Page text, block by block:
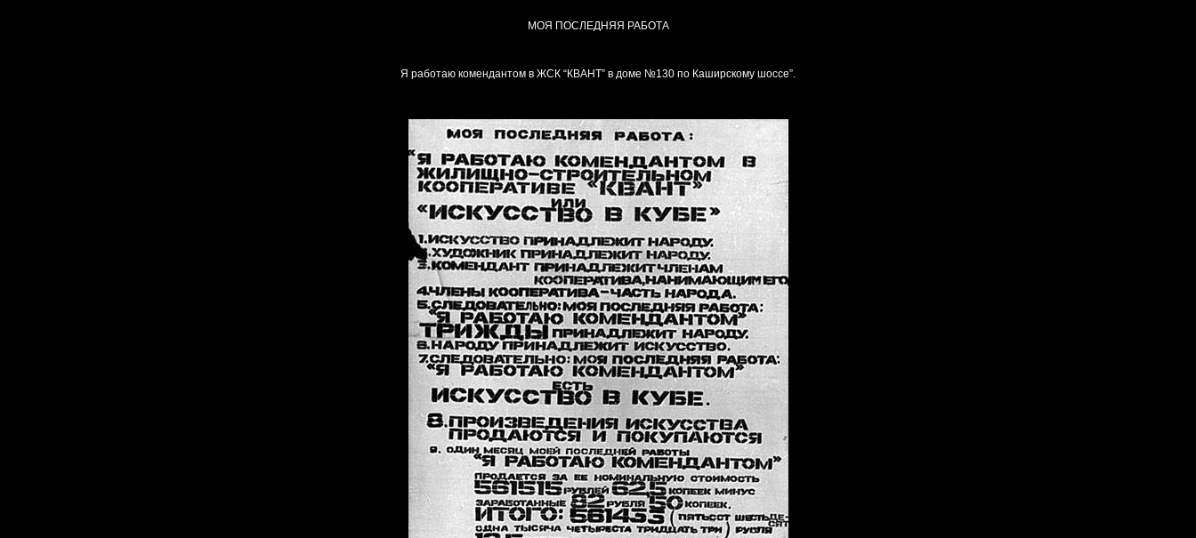
МОЯ ПОСЛЕДНЯЯ РАБОТА
Я работаю комендантом в ЖСК “КВАНТ” в доме №130 по Каширскому шоссе”.